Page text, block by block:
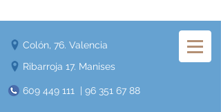
Colón, 76. Valencia
Ribarroja 17. Manises
609 449 111 96 351 67 88